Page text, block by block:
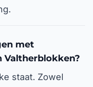
met
Valtherblokken?
staat. Zowel